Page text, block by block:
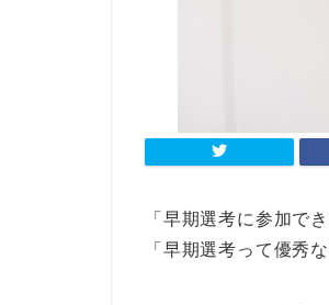
「早期選考に参加で
「早期選考って優秀